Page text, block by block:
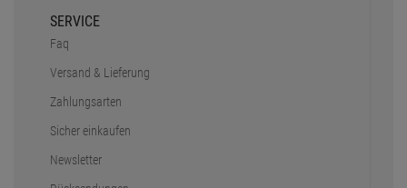
SERVICE
Faq
Versand & Lieferung
Zahlungsarten
Sicher einkaufen
Newsletter